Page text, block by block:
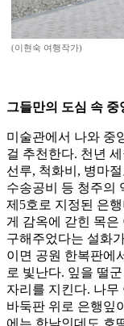
(이현숙 여행작가)
그들만의 도심 속
미술관에서 나와 중
걸 추천한다. 천년
선루, 척화비, 병마
수송공비 등 청주의
제5호로 지정된 은
게 감옥에 갇힌 목은
구해주었다는 설화
이면 공원 한복판에
로 빛난다. 잎을 떨
자리를 지킨다. 나무
바둑판 위로 은행잎